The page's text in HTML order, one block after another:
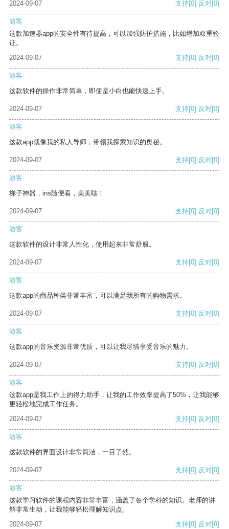
2024-09-07 支持[0] 反对[0]
游客
这款加速器app的安全性有待提高，可以加强防护措施，比如增加双重验
证。
2024-09-07
支持[0] 反对[0]
游客
这款软件的操作非常简单，即使是小白也能快速上手。
2024-09-07 支持[0] 反对[0]
游客
这款app就像我的私人导师，带领我探索知识的奥秘。
2024-09-07 支持[0] 反对[0]
游客
梯子神器，ins随便看，美美哒！
2024-09-07 支持[0] 反对[0]
游客
这款软件的设计非常人性化，使用起来非常舒服。
2024-09-07 支持[0] 反对[0]
游客
这款app的商品种类非常丰富，可以满足我所有的购物需求。
2024-09-07 支持[0] 反对[0]
游客
这款app的音乐资源非常优质，可以让我尽情享受音乐的魅力。
2024-09-07 支持[0] 反对[0]
游客
这款app是我工作上的得力助手，让我的工作效率提高了50%，让我能够
更轻松地完成工作任务。
2024-09-07
支持[0] 反对[0]
游客
这款软件的界面设计非常简洁，一目了然。
2024-09-07 支持[0] 反对[0]
游客
这款学习软件的课程内容非常丰富，涵盖了各个学科的知识。老师的讲
解非常生动，让我能够轻松理解知识点。
2024-09-07
支持[0] 反对[0]